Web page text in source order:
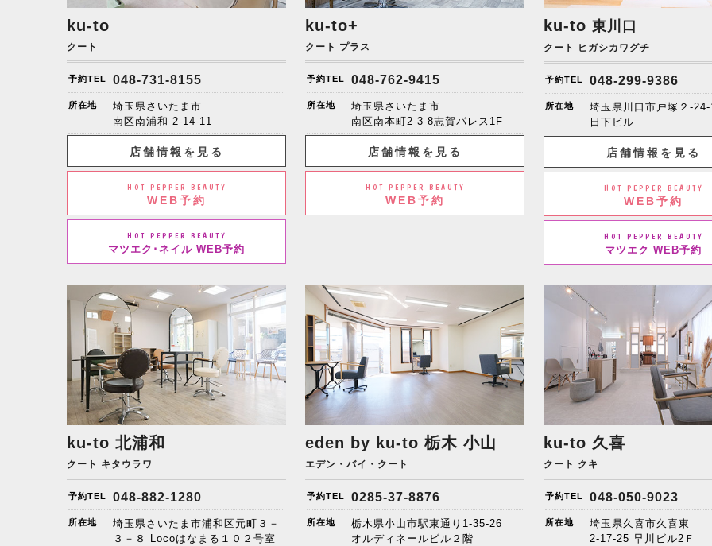
ku-to
クート
予約TEL 048-731-8155
所在地
埼玉県さいたま市
南区南浦和 2-14-11
店舗情報を見る
HOT PEPPER BEAUTY
WEB予約
HOT PEPPER BEAUTY
マツエク･ネイル WEB予約
ku-to+
クート プラス
予約TEL 048-762-9415
所在地
埼玉県さいたま市
南区南本町2-3-8志賀パレス1F
店舗情報を見る
HOT PEPPER BEAUTY
WEB予約
ku-to 東川口
クート ヒガシカワグチ
予約TEL 048-299-9386
所在地
埼玉県川口市戸塚２-
日下ビル
店舗情報を見る
HOT PEPPER BEAUTY
WEB予約
HOT PEPPER BEAUTY
マツエク WEB予約
ku-to 北浦和
クート キタウラワ
予約TEL 048-882-1280
所在地
埼玉県さいたま市浦和区元町３－
３－８ Locoはなまる１０２号室
eden by ku-to 栃木 小山
エデン・バイ・クート
予約TEL 0285-37-8876
所在地
栃木県小山市駅東通り1-35-26
オルディネールビル２階
ku-to 久喜
クート クキ
予約TEL 048-050-9023
所在地
埼玉県久喜市久喜東
2-17-25 早川ビル2Ｆ